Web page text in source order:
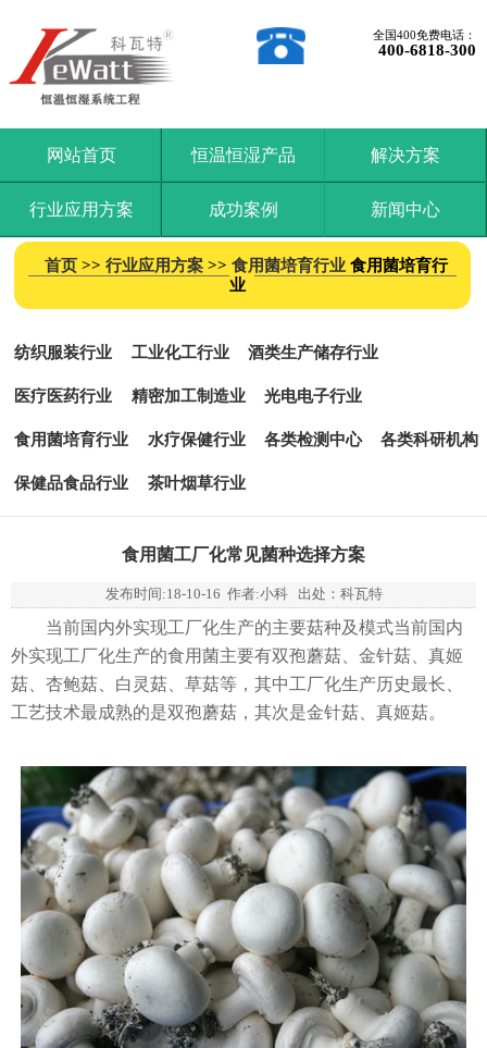
全国400免费电话：
400-6818-300
网站首页 恒温恒湿产品 解决方案
行业应用方案 成功案例 新闻中心
首页 >>行业应用方案 >>食用菌培育行业 食用菌培育行
业
纺织服装行业 工业化工行业 酒类生产储存行业
医疗医药行业 精密加工制造业 光电电子行业
食用菌培育行业 水疗保健行业 各类检测中心 各类科研机构
保健品食品行业 茶叶烟草行业
食用菌工厂化常见菌种选择方案
发布时间:18-10-16 作者:小科 出处：科瓦特
当前国内外实现工厂化生产的主要菇种及模式当前国内
外实现工厂化生产的食用菌主要有双孢蘑菇、金针菇、真姬
菇、杏鲍菇、白灵菇、草菇等，其中工厂化生产历史最长、
工艺技术最成熟的是双孢蘑菇，其次是金针菇、真姬菇。